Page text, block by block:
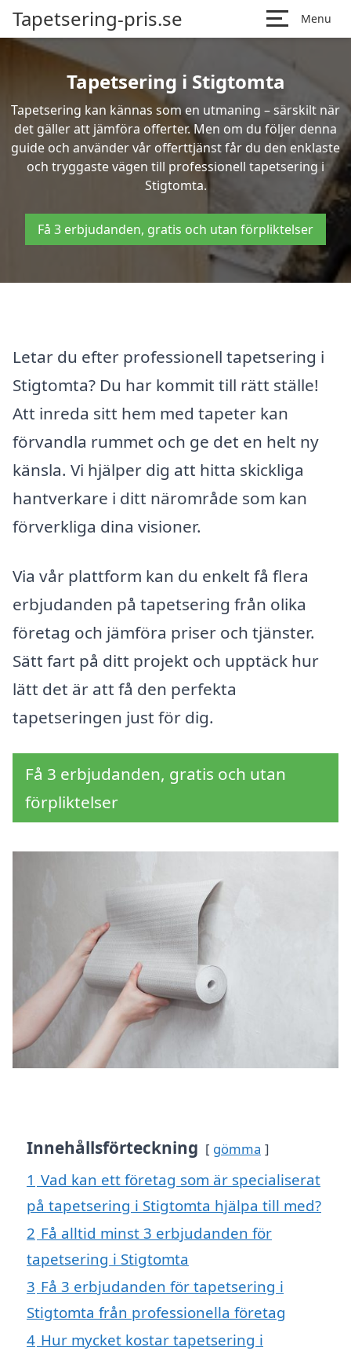
Tapetsering-pris.se Menu
Tapetsering i Stigtomta
Tapetsering kan kännas som en utmaning – särskilt när
det gäller att jämföra offerter. Men om du följer denna
guide och använder vår offerttjänst får du den enklaste
och tryggaste vägen till professionell tapetsering i
Stigtomta.
Få 3 erbjudanden, gratis och utan förpliktelser
Letar du efter professionell tapetsering i
Stigtomta? Du har kommit till rätt ställe!
Att inreda sitt hem med tapeter kan
förvandla rummet och ge det en helt ny
känsla. Vi hjälper dig att hitta skickliga
hantverkare i ditt närområde som kan
förverkliga dina visioner.
Via vår plattform kan du enkelt få flera
erbjudanden på tapetsering från olika
företag och jämföra priser och tjänster.
Sätt fart på ditt projekt och upptäck hur
lätt det är att få den perfekta
tapetseringen just för dig.
Få 3 erbjudanden, gratis och utan
förpliktelser
Innehållsförteckning gömma
1 Vad kan ett företag som är specialiserat
på tapetsering i Stigtomta hjälpa till med?
2 Få alltid minst 3 erbjudanden för
tapetsering i Stigtomta
3 Få 3 erbjudanden för tapetsering i
Stigtomta från professionella företag
4 Hur mycket kostar tapetsering i